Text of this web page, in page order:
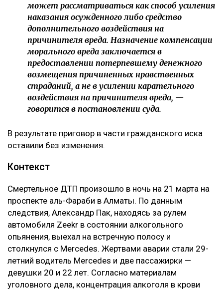
может рассматриваться как способ усиления
наказания осужденного либо средство
дополнительного воздействия на
причинителя вреда. Назначение компенсации
морального вреда заключается в
предоставлении потерпевшему денежного
возмещения причиненных нравственных
страданий, а не в усилении карательного
воздействия на причинителя вреда, —
говорится в постановлении суда.
В результате приговор в части гражданского иска
оставили без изменения.
Контекст
Смертельное ДТП произошло в ночь на 21 марта на
проспекте аль-Фараби в Алматы. По данным
следствия, Александр Пак, находясь за рулем
автомобиля Zeekr в состоянии алкогольного
опьянения, выехал на встречную полосу и
столкнулся с Mercedes. Жертвами аварии стали 29-
летний водитель Mercedes и две пассажирки —
девушки 20 и 22 лет. Согласно материалам
уголовного дела, концентрация алкоголя в крови